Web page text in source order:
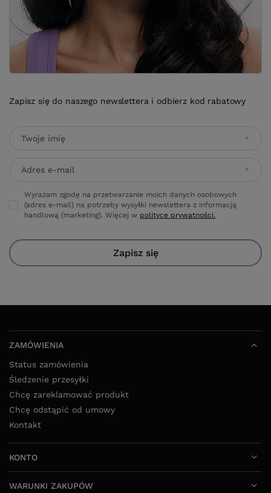
Zapisz się do naszego newslettera i odbierz kod rabatowy
Twoje imię
Adres e-mail
Wyrażam zgodę na przetwarzanie moich danych osobowych
(adres e-mail) na potrzeby wysyłki newslettera z informacją
handlową (marketing). Więcej w polityce prywatności.
Zapisz się
ZAMÓWIENIA
Status zamówienia
Śledzenie przesyłki
Chcę zareklamować produkt
Chcę odstąpić od umowy
Kontakt
KONTO
WARUNKI ZAKUPÓW